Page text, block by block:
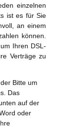
einzelnen
ist es für Sie
an einem
können.
Ihren DSL-
Verträge zu
Bitte um
Das
auf der
oder